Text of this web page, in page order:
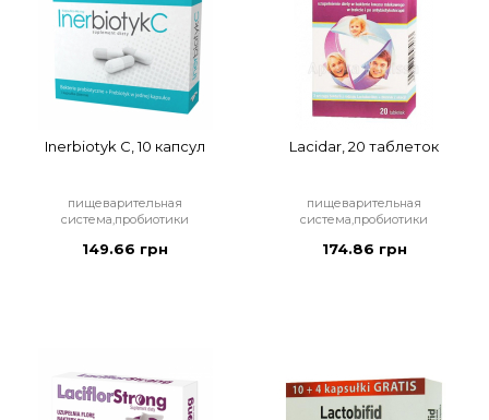
Inerbiotyk C, 10 капсул
пищеварительная
система,пробиотики
149.66 грн
Lacidar, 20 таблеток
пищеварительная
система,пробиотики
174.86 грн